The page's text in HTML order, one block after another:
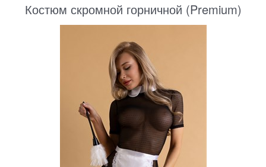
Костюм скромной горничной (Premium)